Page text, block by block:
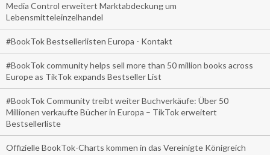
Media Control erweitert Marktabdeckung um
Lebensmitteleinzelhandel
#BookTok Bestsellerlisten Europa - Kontakt
#BookTok community helps sell more than 50 million books across
Europe as TikTok expands Bestseller List
#BookTok Community treibt weiter Buchverkäufe: Über 50
Millionen verkaufte Bücher in Europa – TikTok erweitert
Bestsellerliste
Offizielle BookTok-Charts kommen in das Vereinigte Königreich